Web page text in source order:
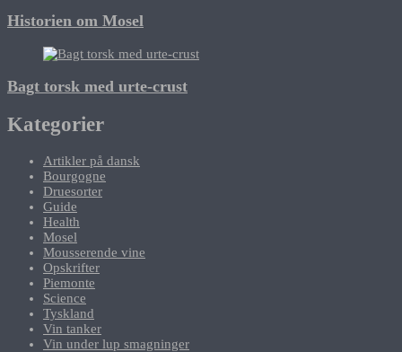
Historien om Mosel
Bagt torsk med urte-crust
Kategorier
Artikler på dansk
Bourgogne
Druesorter
Guide
Health
Mosel
Mousserende vine
Opskrifter
Piemonte
Science
Tyskland
Vin tanker
Vin under lup smagninger